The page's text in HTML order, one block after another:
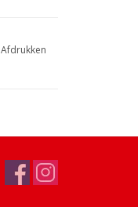
Afdrukken